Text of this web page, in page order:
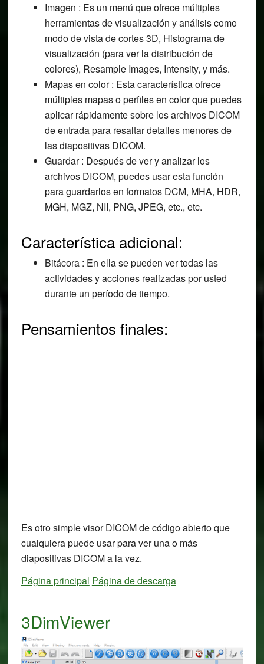
Imagen : Es un menú que ofrece múltiples
herramientas de visualización y análisis como
modo de vista de cortes 3D, Histograma de
visualización (para ver la distribución de
colores), Resample Images, Intensity, y más.
Mapas en color : Esta característica ofrece
múltiples mapas o perfiles en color que puedes
aplicar rápidamente sobre los archivos DICOM
de entrada para resaltar detalles menores de
las diapositivas DICOM.
Guardar : Después de ver y analizar los
archivos DICOM, puedes usar esta función
para guardarlos en formatos DCM, MHA, HDR,
MGH, MGZ, NII, PNG, JPEG, etc., etc.
Característica adicional:
Bitácora : En ella se pueden ver todas las
actividades y acciones realizadas por usted
durante un período de tiempo.
Pensamientos finales:
Es otro simple visor DICOM de código abierto que
cualquiera puede usar para ver una o más
diapositivas DICOM a la vez.
Página principal Página de descarga
3DimViewer